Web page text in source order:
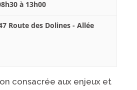
à 13h00
Route des Dolines - Allée
consacrée aux enjeux et